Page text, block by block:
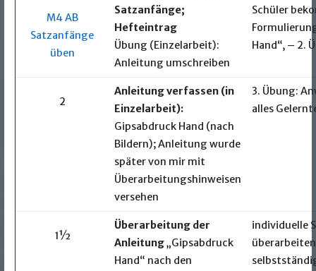
M4 AB
Satzanfänge
üben
Satzanfänge;
Hefteintrag
Übung (Einzelarbeit):
Anleitung umschreiben
Schüler
Hand“, – 2.
2
Anleitung verfassen (in
Einzelarbeit):
Gipsabdruck Hand (nach
Bildern); Anleitung wurde
später von mir mit
Überarbeitungshinweisen
versehen
3. Übung:
alles
1½
Überarbeitung der
Anleitung„Gipsabdruck
Hand“ nach den
individuelle